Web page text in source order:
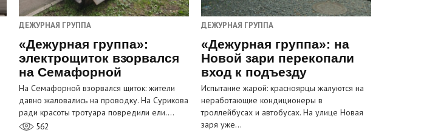
ДЕЖУРНАЯ ГРУППА
«Дежурная группа»:
электрощиток взорвался
на Семафорной
На Семафорной взорвался щиток: жители
давно жаловались на проводку. На Сурикова
ради красоты тротуара повредили ели.…
562
ДЕЖУРНАЯ ГРУППА
«Дежурная группа»: на
Новой зари перекопали
вход к подъезду
Испытание жарой: красноярцы жалуются на
неработающие кондиционеры в
троллейбусах и автобусах. На улице Новая
заря уже…